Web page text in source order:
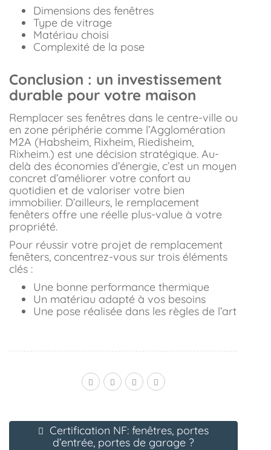
Dimensions des fenêtres
Type de vitrage
Matériau choisi
Complexité de la pose
Conclusion : un investissement
durable pour votre maison
Remplacer ses fenêtres dans le centre-ville ou
en zone périphérie comme l’Agglomération
M2A (Habsheim, Rixheim, Riedisheim,
Rixheim.) est une décision stratégique. Au-
delà des économies d’énergie, c’est un moyen
concret d’améliorer votre confort au
quotidien et de valoriser votre bien
immobilier. D’ailleurs, le remplacement
fenêters offre une réelle plus-value à votre
propriété.
Pour réussir votre projet de remplacement
fenêters, concentrez-vous sur trois éléments
clés :
Une bonne performance thermique
Un matériau adapté à vos besoins
Une pose réalisée dans les règles de l’art
Certification NF: fenêtres, portes
d’entrée, portes de garage ?